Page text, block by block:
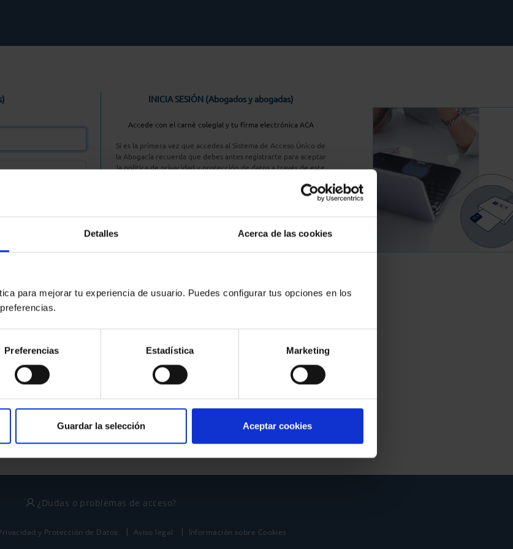
Detalles Acerca de las cookies
para mejorar tu experiencia de usuario. Puedes configurar tus opciones en los
Preferencias Estadística Marketing
Guardar la selección Aceptar cookies
INICIA SESIÓN (Abogados y abogadas)
Accede con el carné colegial y tu firma electrónica ACA
Si es la primera vez que accedes al Sistema de Acceso Único de
la Abogacía recuerda que debes antes registrarte para aceptar
la política de privacidad y protección de datos a través de este
Entrar con ACA Plus
¿No tienes cuenta?
política de privacidad
y términos del servicio
¿Dudas o problemas de acceso?
y Protección de Datos Aviso legal Información sobre Cookies